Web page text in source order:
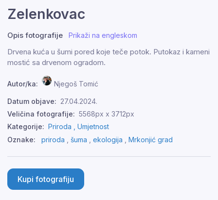
Zelenkovac
Opis fotografije Prikaži na engleskom
Drvena kuća u šumi pored koje teče potok. Putokaz i kameni
mostić sa drvenom ogradom.
Autor/ka: Njegoš Tomić
Datum objave: 27.04.2024.
Veličina fotografije: 5568px x 3712px
Kategorije: Priroda , Umjetnost
Oznake:
priroda šuma ekologija Mrkonjić grad
Kupi fotografiju